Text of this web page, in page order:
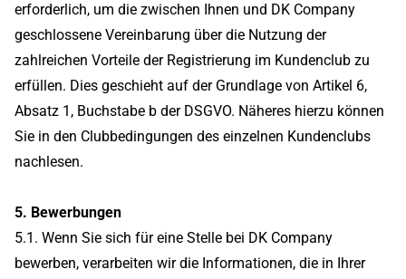
erforderlich, um die zwischen Ihnen und DK Company
geschlossene Vereinbarung über die Nutzung der
zahlreichen Vorteile der Registrierung im Kundenclub zu
erfüllen. Dies geschieht auf der Grundlage von Artikel 6,
Absatz 1, Buchstabe b der DSGVO. Näheres hierzu können
Sie in den Clubbedingungen des einzelnen Kundenclubs
nachlesen.
5. Bewerbungen
5.1. Wenn Sie sich für eine Stelle bei DK Company
bewerben, verarbeiten wir die Informationen, die in Ihrer